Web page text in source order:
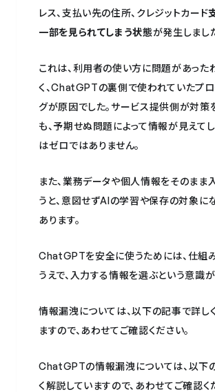
レス、支払い先の住所、クレジットカード
一部を見られてしまう状態が発生しまし
これは、利用者の使い方に問題があった
く、ChatGPTの裏側で使われていたプ
グが原因でした。サービス提供側が対策
も、予期せぬ問題によって情報が見えて
はゼロではありません。
また、業務データや個人情報をそのまま
うと、意図せずAIの学習や保存の対象に
あります。
ChatGPTを安全に使うためには、仕組
うえで、入力する情報を選ぶという意識が
情報漏洩については、以下の記事で詳し
ますので、あわせてご確認ください。
ChatGPTの情報漏洩については、以下
く解説していますので、あわせてご確認く